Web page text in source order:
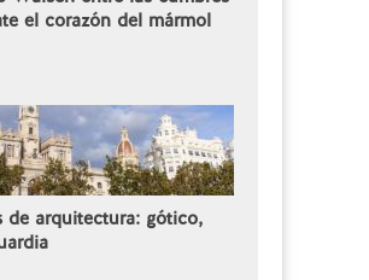
el corazón del mármol
de arquitectura: gótico,